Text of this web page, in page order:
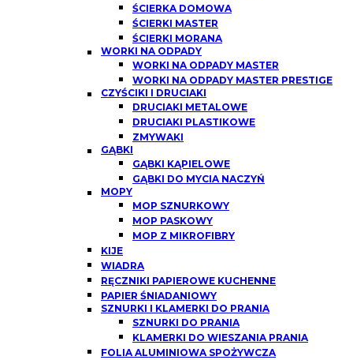
ŚCIERKA DOMOWA
ŚCIERKI MASTER
ŚCIERKI MORANA
WORKI NA ODPADY
WORKI NA ODPADY MASTER
WORKI NA ODPADY MASTER PRESTIGE
CZYŚCIKI I DRUCIAKI
DRUCIAKI METALOWE
DRUCIAKI PLASTIKOWE
ZMYWAKI
GĄBKI
GĄBKI KĄPIELOWE
GĄBKI DO MYCIA NACZYŃ
MOPY
MOP SZNURKOWY
MOP PASKOWY
MOP Z MIKROFIBRY
KIJE
WIADRA
RĘCZNIKI PAPIEROWE KUCHENNE
PAPIER ŚNIADANIOWY
SZNURKI I KLAMERKI DO PRANIA
SZNURKI DO PRANIA
KLAMERKI DO WIESZANIA PRANIA
FOLIA ALUMINIOWA SPOŻYWCZA